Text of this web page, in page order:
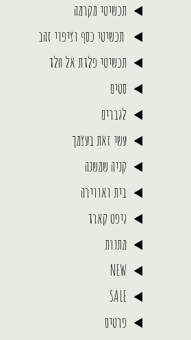
תכשיטי מקרמה
תכשיטי כסף וציפוי זהב
תכשיטי פלדת אל חלד
סטים
לגברים
עשי זאת בעצמך
קניה שמשנה
בית ואווירה
גיפט קארד
מתנות
NEW
SALE
פרטים